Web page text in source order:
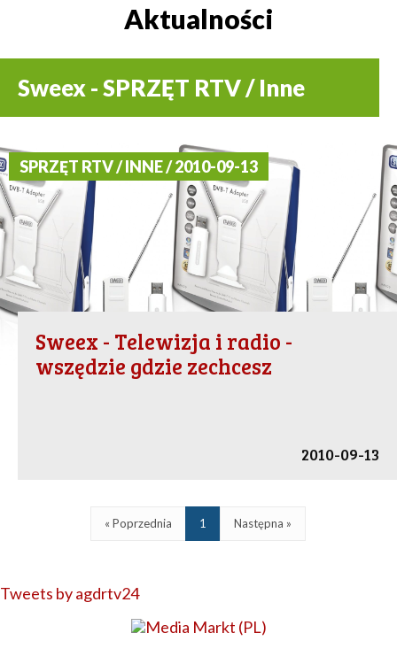
Aktualności
Sweex - SPRZĘT RTV / Inne
SPRZĘT RTV / INNE / 2010-09-13
Sweex - Telewizja i radio -
wszędzie gdzie zechcesz
2010-09-13
« Poprzednia 1 Następna »
Tweets by agdrtv24